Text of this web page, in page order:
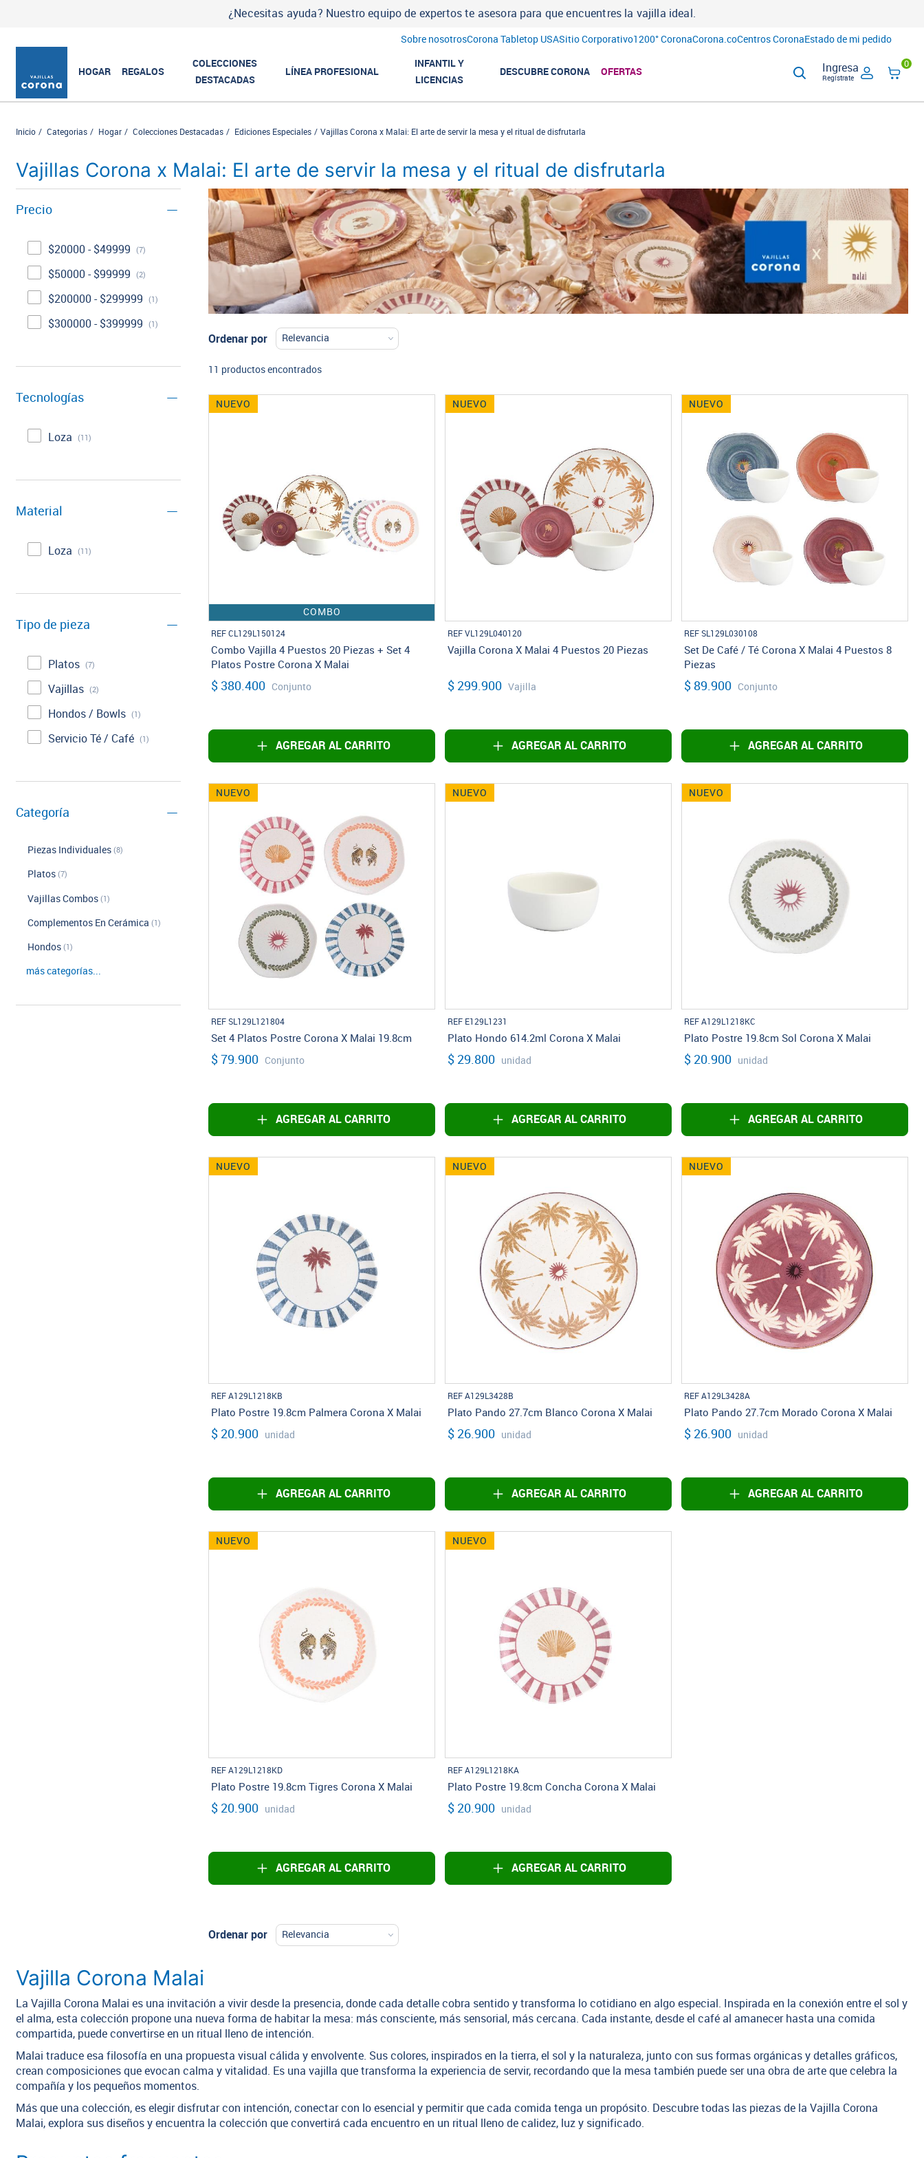
¿Necesitas ayuda? Nuestro equipo de expertos te asesora para que encuentres la vajilla ideal.
Sobre nosotrosCorona Tabletop USASitio Corporativo1200° CoronaCorona.coCentros CoronaEstado de mi pedido
HOGAR REGALOS
COLECCIONES
DESTACADAS
LÍNEA PROFESIONAL
INFANTIL Y
LICENCIAS
DESCUBRE CORONA OFERTAS Ingresa
Regístrate
0
Inicio Categorias Hogar Colecciones Destacadas Ediciones Especiales Vajillas Corona x Malai: El arte de servir la mesa y el ritual de disfrutarla
Vajillas Corona x Malai: El arte de servir la mesa y el ritual de disfrutarla
Precio
$20000 - $49999(7)
$50000 - $99999(2)
$200000 - $299999(1)
$300000 - $399999(1)
Tecnologías
Loza(11)
Material
Loza(11)
Tipo de pieza
Platos(7)
Vajillas(2)
Hondos / Bowls(1)
Servicio Té / Café(1)
Categoría
Piezas Individuales (8)
Platos (7)
Vajillas Combos (1)
Complementos En Cerámica (1)
Hondos (1)
más categorías...
Ordenar por
11 productos encontrados
NUEVO
COMBO
REF CL129L150124
Combo Vajilla 4 Puestos 20 Piezas + Set 4
Platos Postre Corona X Malai
$ 380.400 Conjunto
AGREGAR AL CARRITO
NUEVO
REF VL129L040120
Vajilla Corona X Malai 4 Puestos 20 Piezas
$ 299.900 Vajilla
AGREGAR AL CARRITO
NUEVO
REF SL129L030108
Set De Café / Té Corona X Malai 4 Puestos 8
Piezas
$ 89.900 Conjunto
AGREGAR AL CARRITO
NUEVO
REF SL129L121804
Set 4 Platos Postre Corona X Malai 19.8cm
$ 79.900 Conjunto
AGREGAR AL CARRITO
NUEVO
REF E129L1231
Plato Hondo 614.2ml Corona X Malai
$ 29.800 unidad
AGREGAR AL CARRITO
NUEVO
REF A129L1218KC
Plato Postre 19.8cm Sol Corona X Malai
$ 20.900 unidad
AGREGAR AL CARRITO
NUEVO
REF A129L1218KB
Plato Postre 19.8cm Palmera Corona X Malai
$ 20.900 unidad
AGREGAR AL CARRITO
NUEVO
REF A129L3428B
Plato Pando 27.7cm Blanco Corona X Malai
$ 26.900 unidad
AGREGAR AL CARRITO
NUEVO
REF A129L3428A
Plato Pando 27.7cm Morado Corona X Malai
$ 26.900 unidad
AGREGAR AL CARRITO
NUEVO
REF A129L1218KD
Plato Postre 19.8cm Tigres Corona X Malai
$ 20.900 unidad
AGREGAR AL CARRITO
NUEVO
REF A129L1218KA
Plato Postre 19.8cm Concha Corona X Malai
$ 20.900 unidad
AGREGAR AL CARRITO
Ordenar por
Vajilla Corona Malai
La Vajilla Corona Malai es una invitación a vivir desde la presencia, donde cada detalle cobra sentido y transforma lo cotidiano en algo especial. Inspirada en la conexión entre el sol y
el alma, esta colección propone una nueva forma de habitar la mesa: más consciente, más sensorial, más cercana. Cada instante, desde el café al amanecer hasta una comida
compartida, puede convertirse en un ritual lleno de intención.
Malai traduce esa filosofía en una propuesta visual cálida y envolvente. Sus colores, inspirados en la tierra, el sol y la naturaleza, junto con sus formas orgánicas y detalles gráficos,
crean composiciones que evocan calma y vitalidad. Es una vajilla que transforma la experiencia de servir, recordando que la mesa también puede ser una obra de arte que celebra la
compañía y los pequeños momentos.
Más que una colección, es elegir disfrutar con intención, conectar con lo esencial y permitir que cada comida tenga un propósito. Descubre todas las piezas de la Vajilla Corona
Malai, explora sus diseños y encuentra la colección que convertirá cada encuentro en un ritual lleno de calidez, luz y significado.